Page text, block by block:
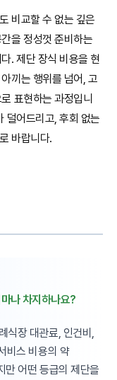
비교할 수 없는 깊은
을 정성껏 준비하는
. 제단 장식 비용을 현
끼는 행위를 넘어, 고
표현하는 과정입니
덜어드리고, 후회 없는
바랍니다.
나 차지하나요?
식장 대관료, 인건비,
비스 비용의 약
어떤 등급의 제단을